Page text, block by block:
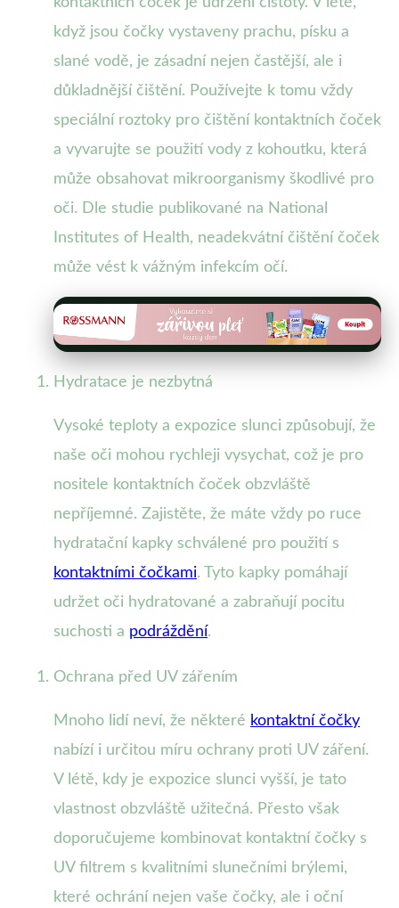
když jsou čočky vystaveny prachu, písku a
slané vodě, je zásadní nejen častější, ale i
důkladnější čištění. Používejte k tomu vždy
speciální roztoky pro čištění kontaktních čoček
a vyvarujte se použití vody z kohoutku, která
může obsahovat mikroorganismy škodlivé pro
oči. Dle studie publikované na National
Institutes of Health, neadekvátní čištění čoček
může vést k vážným infekcím očí.
Hydratace je nezbytná
Vysoké teploty a expozice slunci způsobují, že
naše oči mohou rychleji vysychat, což je pro
nositele kontaktních čoček obzvláště
nepříjemné. Zajistěte, že máte vždy po ruce
hydratační kapky schválené pro použití s
kontaktními čočkami. Tyto kapky pomáhají
udržet oči hydratované a zabraňují pocitu
suchosti a podráždění.
Ochrana před UV zářením
Mnoho lidí neví, že některé kontaktní čočky
nabízí i určitou míru ochrany proti UV záření.
V létě, kdy je expozice slunci vyšší, je tato
vlastnost obzvláště užitečná. Přesto však
doporučujeme kombinovat kontaktní čočky s
UV filtrem s kvalitními slunečními brýlemi,
které ochrání nejen vaše čočky, ale i oční